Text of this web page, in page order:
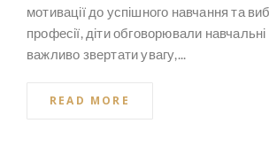
мотивації до успішного навчання та
професії, діти обговорювали
важливо звертати увагу,...
READ MORE